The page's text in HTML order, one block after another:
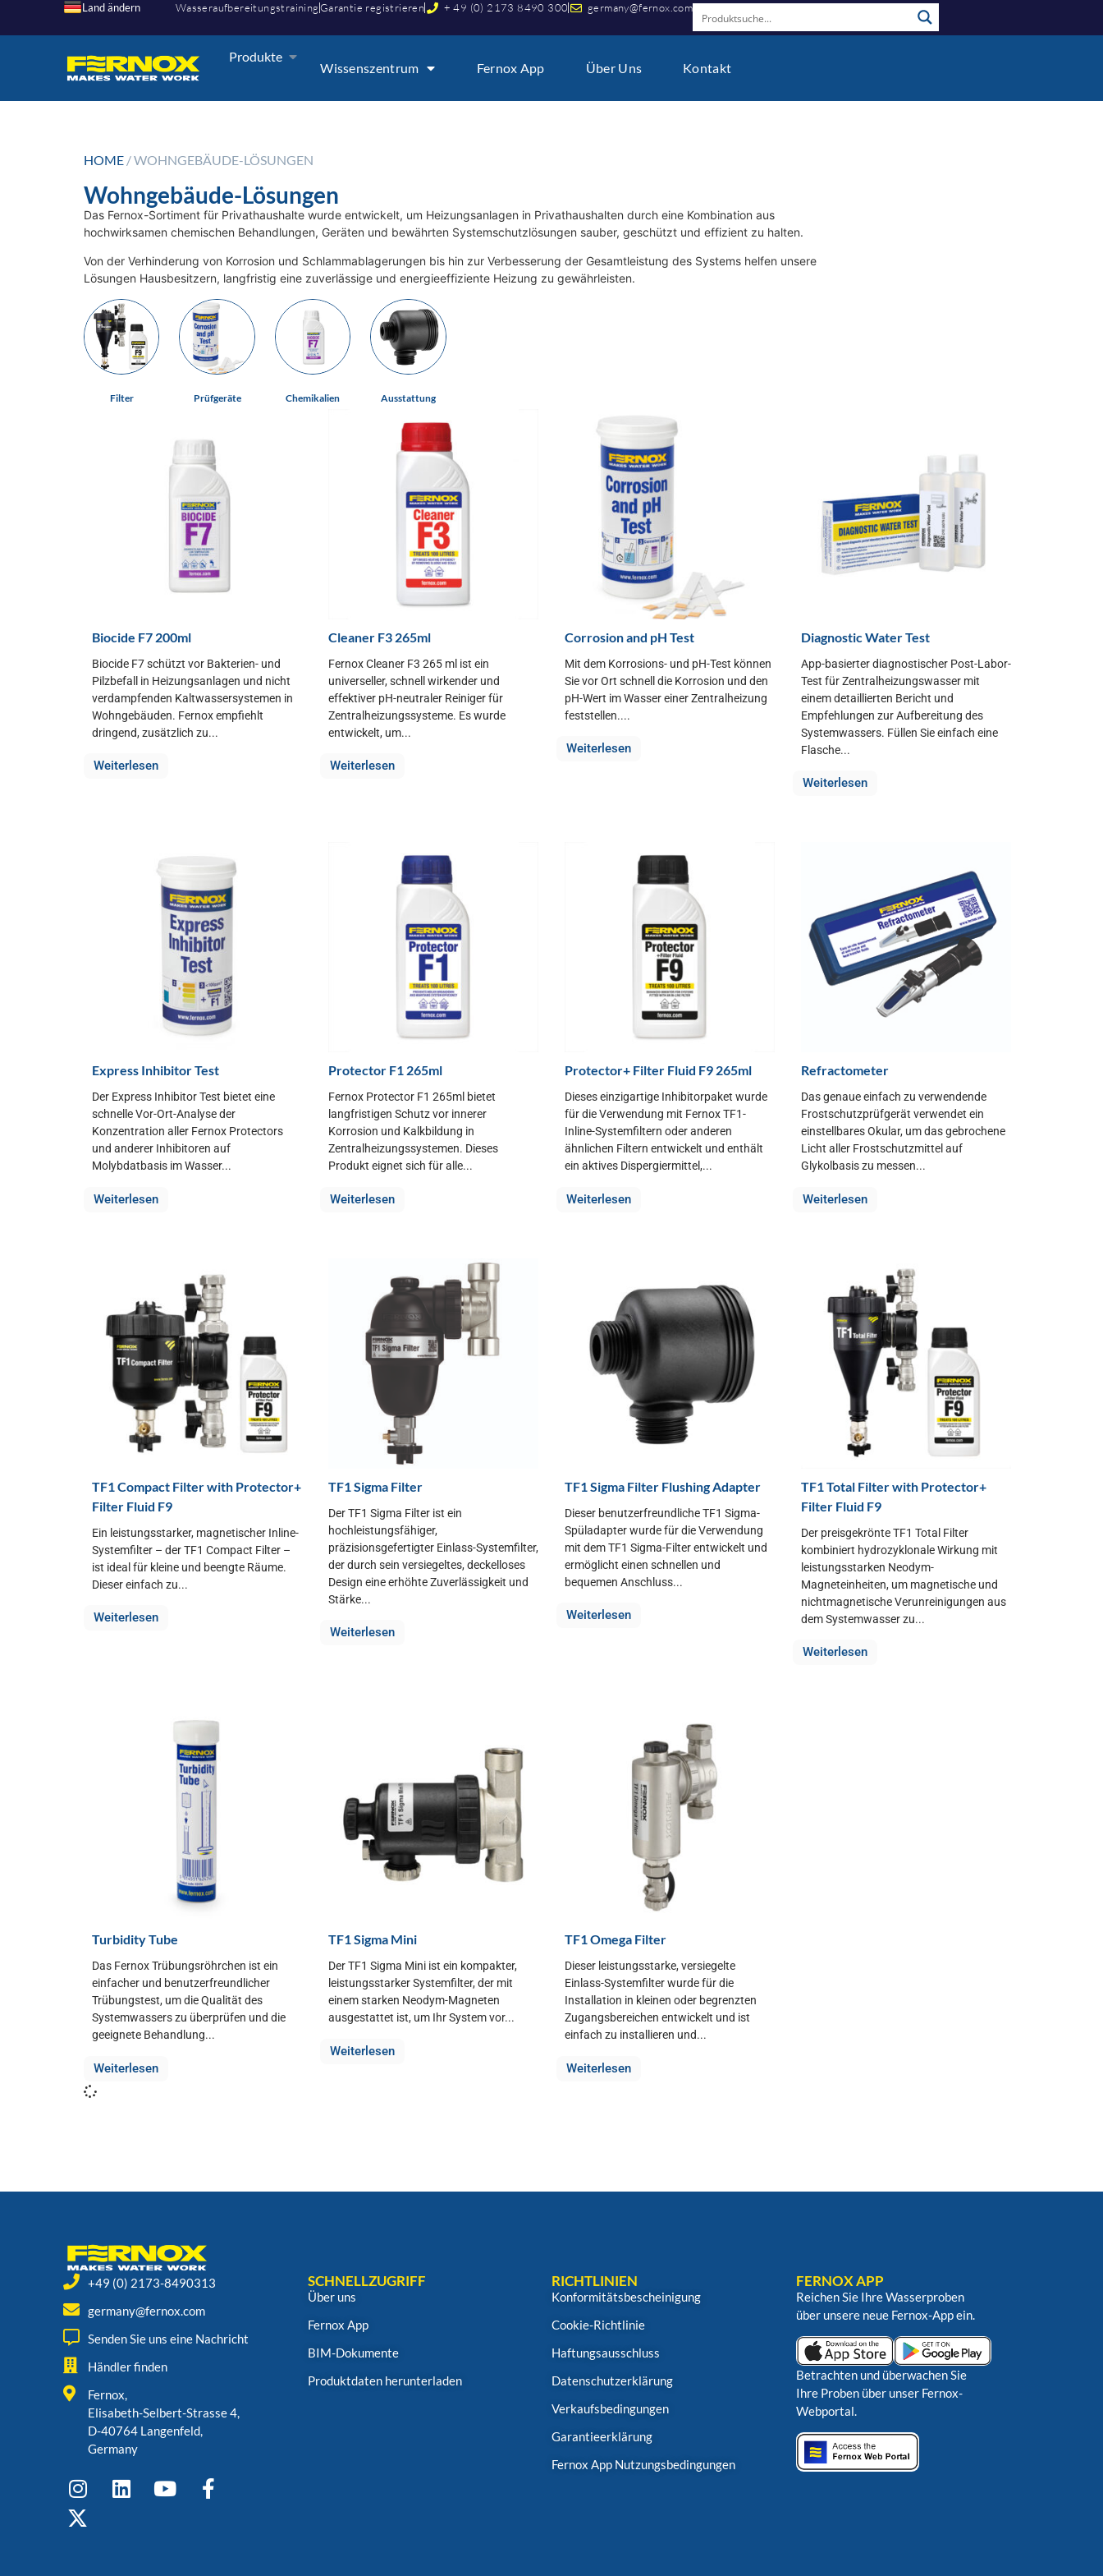
Land ändern WasseraufbereitungstrainingGarantie registrieren + 49 (0) 2173 8490 300 germany@fernox.com
Produkte
Wissenszentrum Fernox App Über Uns Kontakt
HOME / WOHNGEBÄUDE-LÖSUNGEN
Wohngebäude-Lösungen
Das Fernox-Sortiment für Privathaushalte wurde entwickelt, um Heizungsanlagen in Privathaushalten durch eine Kombination aus
hochwirksamen chemischen Behandlungen, Geräten und bewährten Systemschutzlösungen sauber, geschützt und effizient zu halten.
Von der Verhinderung von Korrosion und Schlammablagerungen bis hin zur Verbesserung der Gesamtleistung des Systems helfen unsere
Lösungen Hausbesitzern, langfristig eine zuverlässige und energieeffiziente Heizung zu gewährleisten.
Filter Prüfgeräte Chemikalien Ausstattung
Biocide F7 200ml
Biocide F7 schützt vor Bakterien- und
Pilzbefall in Heizungsanlagen und nicht
verdampfenden Kaltwassersystemen in
Wohngebäuden. Fernox empfiehlt
dringend, zusätzlich zu...
Weiterlesen
Cleaner F3 265ml
Fernox Cleaner F3 265 ml ist ein
universeller, schnell wirkender und
effektiver pH-neutraler Reiniger für
Zentralheizungssysteme. Es wurde
entwickelt, um...
Weiterlesen
Corrosion and pH Test
Mit dem Korrosions- und pH-Test können
Sie vor Ort schnell die Korrosion und den
pH-Wert im Wasser einer Zentralheizung
feststellen....
Weiterlesen
Diagnostic Water Test
App-basierter diagnostischer Post-Labor-
Test für Zentralheizungswasser mit
einem detaillierten Bericht und
Empfehlungen zur Aufbereitung des
Systemwassers. Füllen Sie einfach eine
Flasche...
Weiterlesen
Express Inhibitor Test
Der Express Inhibitor Test bietet eine
schnelle Vor-Ort-Analyse der
Konzentration aller Fernox Protectors
und anderer Inhibitoren auf
Molybdatbasis im Wasser...
Weiterlesen
Protector F1 265ml
Fernox Protector F1 265ml bietet
langfristigen Schutz vor innerer
Korrosion und Kalkbildung in
Zentralheizungssystemen. Dieses
Produkt eignet sich für alle...
Weiterlesen
Protector+ Filter Fluid F9 265ml
Dieses einzigartige Inhibitorpaket wurde
für die Verwendung mit Fernox TF1-
Inline-Systemfiltern oder anderen
ähnlichen Filtern entwickelt und enthält
ein aktives Dispergiermittel,...
Weiterlesen
Refractometer
Das genaue einfach zu verwendende
Frostschutzprüfgerät verwendet ein
einstellbares Okular, um das gebrochene
Licht aller Frostschutzmittel auf
Glykolbasis zu messen...
Weiterlesen
TF1 Compact Filter with Protector+
Filter Fluid F9
Ein leistungsstarker, magnetischer Inline-
Systemfilter – der TF1 Compact Filter –
ist ideal für kleine und beengte Räume.
Dieser einfach zu...
Weiterlesen
TF1 Sigma Filter
Der TF1 Sigma Filter ist ein
hochleistungsfähiger,
präzisionsgefertigter Einlass-Systemfilter,
der durch sein versiegeltes, deckelloses
Design eine erhöhte Zuverlässigkeit und
Stärke...
Weiterlesen
TF1 Sigma Filter Flushing Adapter
Dieser benutzerfreundliche TF1 Sigma-
Spüladapter wurde für die Verwendung
mit dem TF1 Sigma-Filter entwickelt und
ermöglicht einen schnellen und
bequemen Anschluss...
Weiterlesen
TF1 Total Filter with Protector+
Filter Fluid F9
Der preisgekrönte TF1 Total Filter
kombiniert hydrozyklonale Wirkung mit
leistungsstarken Neodym-
Magneteinheiten, um magnetische und
nichtmagnetische Verunreinigungen aus
dem Systemwasser zu...
Weiterlesen
Turbidity Tube
Das Fernox Trübungsröhrchen ist ein
einfacher und benutzerfreundlicher
Trübungstest, um die Qualität des
Systemwassers zu überprüfen und die
geeignete Behandlung...
Weiterlesen
TF1 Sigma Mini
Der TF1 Sigma Mini ist ein kompakter,
leistungsstarker Systemfilter, der mit
einem starken Neodym-Magneten
ausgestattet ist, um Ihr System vor...
Weiterlesen
TF1 Omega Filter
Dieser leistungsstarke, versiegelte
Einlass-Systemfilter wurde für die
Installation in kleinen oder begrenzten
Zugangsbereichen entwickelt und ist
einfach zu installieren und...
Weiterlesen
+49 (0) 2173-8490313
germany@fernox.com
Senden Sie uns eine Nachricht
Händler finden
Fernox,
Elisabeth-Selbert-Strasse 4,
D-40764 Langenfeld,
Germany
SCHNELLZUGRIFF
Über uns
Fernox App
BIM-Dokumente
Produktdaten herunterladen
RICHTLINIEN
Konformitätsbescheinigung
Cookie-Richtlinie
Haftungsausschluss
Datenschutzerklärung
Verkaufsbedingungen
Garantieerklärung
Fernox App Nutzungsbedingungen
FERNOX APP
Reichen Sie Ihre Wasserproben
über unsere neue Fernox-App ein.
Betrachten und überwachen Sie
Ihre Proben über unser Fernox-
Webportal.